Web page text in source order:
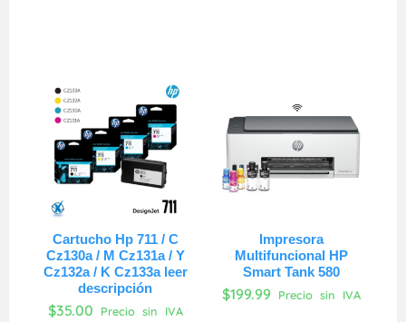
Cartucho Hp 711 / C
Cz130a / M Cz131a / Y
Cz132a / K Cz133a leer
descripción
$35.00 Precio sin IVA
Impresora
Multifuncional HP
Smart Tank 580
$199.99 Precio sin IVA